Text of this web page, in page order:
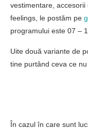
vestimentare,
feelings, le postăm pe
programului este 07 –
Uite două variante de
tine purtând ceva ce
În cazul în care sunt